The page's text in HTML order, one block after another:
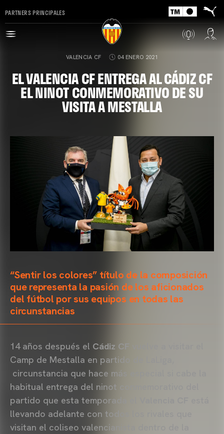
PARTNERS PRINCIPALES
VALENCIA CF 04 ENERO 2021
EL VALENCIA CF ENTREGA AL CÁDIZ CF
EL NINOT CONMEMORATIVO DE SU
VISITA A MESTALLA
“Sentir los colores” título de la composición
que representa la pasión de los aficionados
del fútbol por sus equipos en todas las
circunstancias
14 años después el Cádiz CF
Camp de Mestalla en partido de LaLiga,
circunstancia que hace más especial si cabe la
habitual entrega del ninot conmemorativo del
partido que esta temporada el
llevando adelante con todos los rivales que
visitan el coliseo valencianista dentro de la